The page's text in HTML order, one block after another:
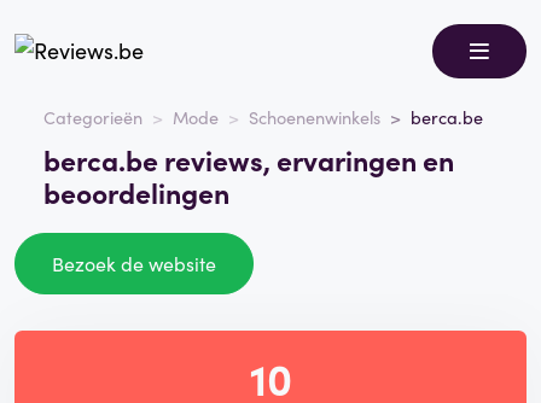
Categorieën Mode Schoenenwinkels berca.be
berca.be reviews, ervaringen en
beoordelingen
Bezoek de website
10